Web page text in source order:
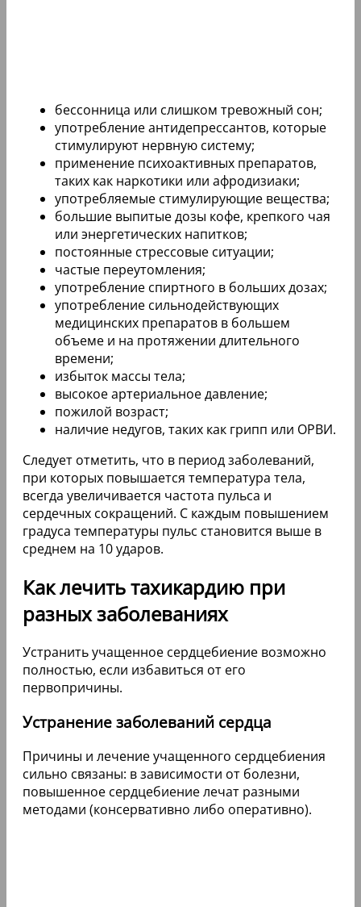
бессонница или слишком тревожный сон;
употребление антидепрессантов, которые
стимулируют нервную систему;
применение психоактивных препаратов,
таких как наркотики или афродизиаки;
употребляемые стимулирующие вещества;
большие выпитые дозы кофе, крепкого чая
или энергетических напитков;
постоянные стрессовые ситуации;
частые переутомления;
употребление спиртного в больших дозах;
употребление сильнодействующих
медицинских препаратов в большем
объеме и на протяжении длительного
времени;
избыток массы тела;
высокое артериальное давление;
пожилой возраст;
наличие недугов, таких как грипп или ОРВИ.
Следует отметить, что в период заболеваний,
при которых повышается температура тела,
всегда увеличивается частота пульса и
сердечных сокращений. С каждым повышением
градуса температуры пульс становится выше в
среднем на 10 ударов.
Как лечить тахикардию при
разных заболеваниях
Устранить учащенное сердцебиение возможно
полностью, если избавиться от его
первопричины.
Устранение заболеваний сердца
Причины и лечение учащенного сердцебиения
сильно связаны: в зависимости от болезни,
повышенное сердцебиение лечат разными
методами (консервативно либо оперативно).